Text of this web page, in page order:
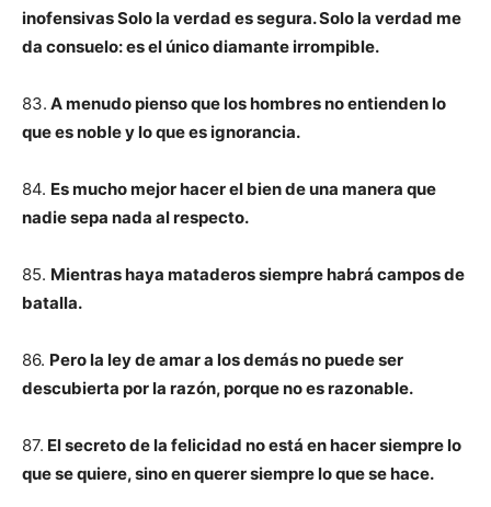
inofensivas Solo la verdad es segura. Solo la verdad me
da consuelo: es el único diamante irrompible.
83. A menudo pienso que los hombres no entienden lo
que es noble y lo que es ignorancia.
84. Es mucho mejor hacer el bien de una manera que
nadie sepa nada al respecto.
85. Mientras haya mataderos siempre habrá campos de
batalla.
86. Pero la ley de amar a los demás no puede ser
descubierta por la razón, porque no es razonable.
87. El secreto de la felicidad no está en hacer siempre lo
que se quiere, sino en querer siempre lo que se hace.